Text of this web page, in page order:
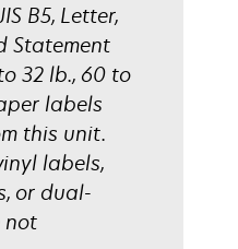
B5, Letter,
Statement
32 lb., 60 to
labels
this unit.
labels,
or dual-
not